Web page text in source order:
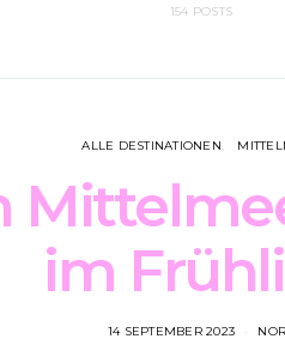
154 POSTS
ALLE DESTINATIONEN
im
14 SEPTEMBER 2023